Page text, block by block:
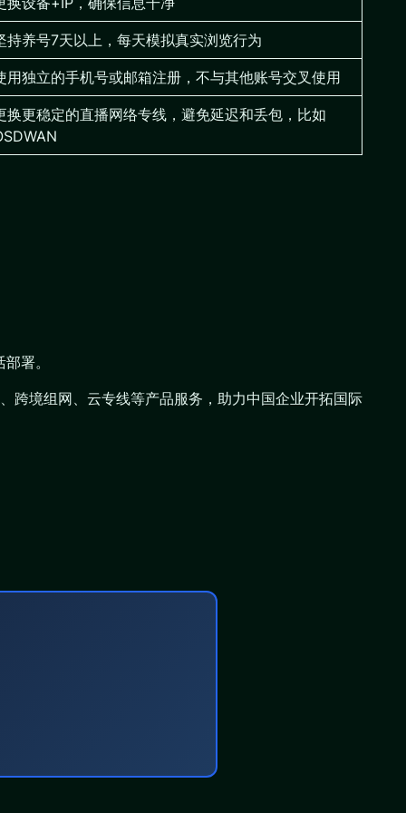
持养号7天以上，每天模拟真实浏览行为
用独立的手机号或邮箱注册，不与其他账号交叉使用
换更稳定的直播网络专线，避免延迟和丢包，比如
署。
跨境组网、云专线等产品服务，助力中国企业开拓国际